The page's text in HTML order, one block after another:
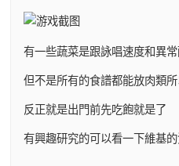
有一些蔬菜是跟詠唱速度和異
但不是所有的食譜都能放肉類
反正就是出門前先吃飽就是了
有興趣研究的可以看一下維基